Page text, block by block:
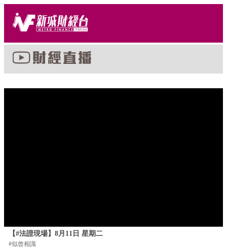
【#法證現場】8月11日 星期二
#似曾相識